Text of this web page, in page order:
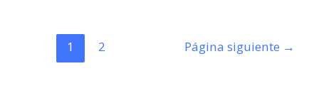
1 2 Página siguiente →